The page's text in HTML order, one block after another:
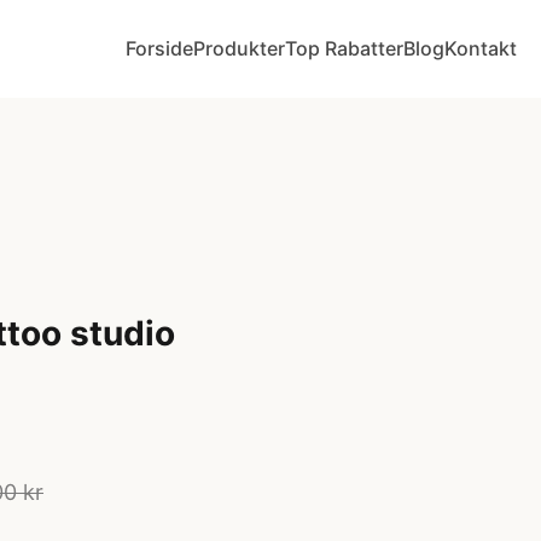
ForsideProdukterTop RabatterBlogKontakt
studio
kr